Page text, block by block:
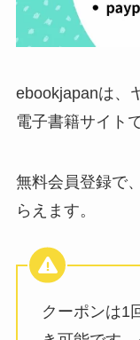
ebookjapanは、
電子書籍サイトで
無料会員登録で
らえます。
クーポンは1